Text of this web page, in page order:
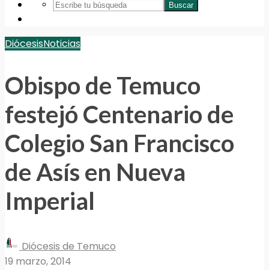
Buscar
DiócesisNoticias
Obispo de Temuco
festejó Centenario de
Colegio San Francisco
de Asís en Nueva
Imperial
Diócesis de Temuco
19 marzo, 2014